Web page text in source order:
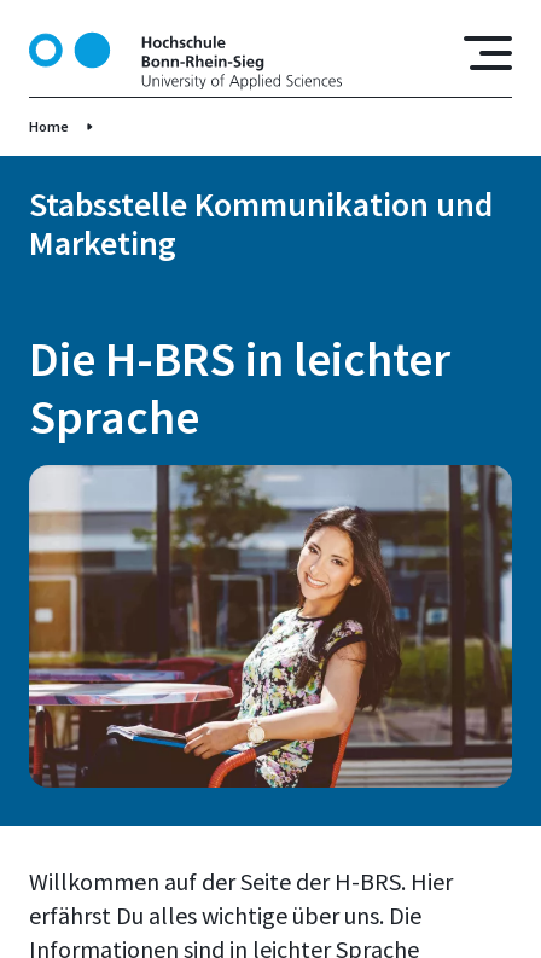
t
Home
Stabsstelle Kommunikation und
Marketing
Die H-BRS in leichter
Sprache
Willkommen auf der Seite der H-BRS. Hier
erfährst Du alles wichtige über uns. Die
Informationen sind in leichter Sprache